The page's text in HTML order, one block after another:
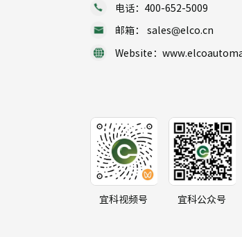
电话：400-652-5009
邮箱： sales@elco.cn
Website：
宜科视频号 宜科公众号